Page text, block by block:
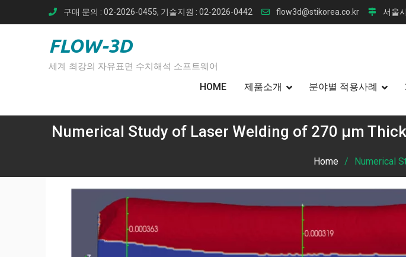
to
구매 문의 : 02-2026-0455, 기술지원 : 02-2026-0442 flow3d@stikorea.co.kr 서울
FLOW-3D
세계 최강의 자유표면 수치해석 소프트웨어
HOME 제품소개 분야별 적용사례
Numerical Study of Laser Welding of 270 µm
Home Numerical